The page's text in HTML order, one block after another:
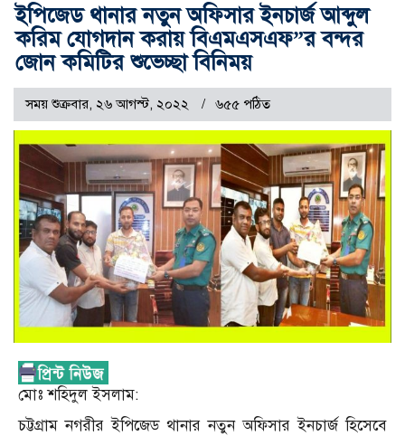
ইপিজেড থানার নতুন অফিসার ইনচার্জ আব্দুল
করিম যোগদান করায় বিএমএসএফ”র বন্দর
জোন কমিটির শুভেচ্ছা বিনিময়
সময় শুক্রবার, ২৬ আগস্ট, ২০২২ ৬৫৫ পঠিত
মোঃ শহিদুল ইসলাম:
চট্টগ্রাম নগরীর ইপিজেড থানার নতুন অফিসার ইনচার্জ হিসেবে